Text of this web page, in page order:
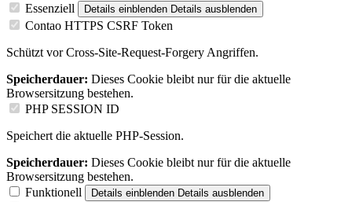
Essenziell Details einblenden Details ausblenden
Contao HTTPS CSRF Token
Schützt vor Cross-Site-Request-Forgery Angriffen.
Speicherdauer: Dieses Cookie bleibt nur für die aktuelle
Browsersitzung bestehen.
PHP SESSION ID
Speichert die aktuelle PHP-Session.
Speicherdauer: Dieses Cookie bleibt nur für die aktuelle
Browsersitzung bestehen.
Funktionell
Details einblenden Details ausblenden